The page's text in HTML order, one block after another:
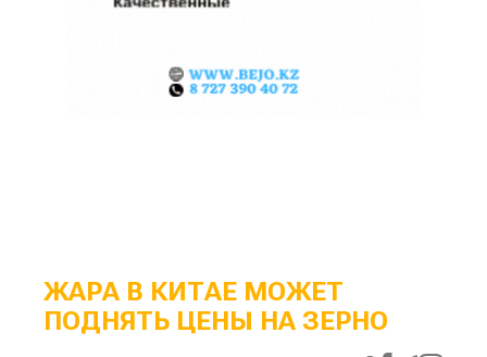
ЖАРА В КИТАЕ МОЖЕТ
ПОДНЯТЬ ЦЕНЫ НА ЗЕРНО